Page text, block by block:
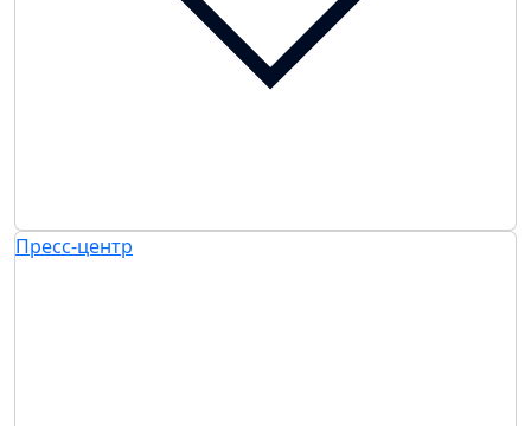
Пресс-центр